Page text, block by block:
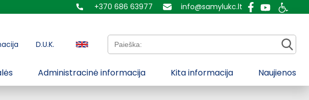
+370 686 63977 info@samylukc.lt
D.U.K. Paieška:
Administracinė informacija Kita informacija Naujienos